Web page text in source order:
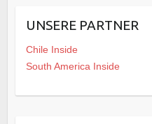
UNSERE PARTNER
Chile Inside
South America Inside